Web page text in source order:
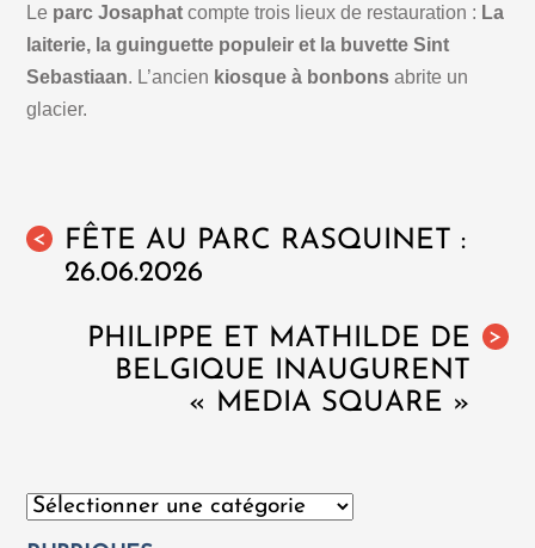
Le parc Josaphat compte trois lieux de restauration : La
laiterie, la guinguette populeir et la buvette Sint
Sebastiaan. L’ancien kiosque à bonbons abrite un
glacier.
<
FÊTE AU PARC RASQUINET :
26.06.2026
>
PHILIPPE ET MATHILDE DE
BELGIQUE INAUGURENT
« MEDIA SQUARE »
Catégories